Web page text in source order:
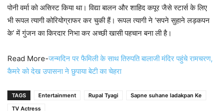
पोनी वर्मा को असिस्ट किया था। विद्या बालन और शाहिद कपूर जैसे स्टार्स के लिए
भी रूपल त्यागी कोरियोग्राफर कर चुकी हैं। रूपल त्यागी ने ‘सपने सुहाने लड़कपन
के’ में गुंजन का किरदार निभा कर अच्छी खासी पहचान बना ली है।
Read More-जन्मदिन पर फैमिली के साथ तिरुपति बालाजी मंदिर पहुंचे रामचरण,
कैमरे को देख उपासना ने छुपाया बेटी का चेहरा
TAGS Entertainment Rupal Tyagi
Sapne suhane ladakpan Ke
TV Actress